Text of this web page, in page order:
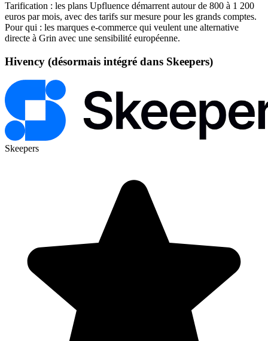
Tarification : les plans Upfluence démarrent autour de 800 à 1 200
euros par mois, avec des tarifs sur mesure pour les grands comptes.
Pour qui : les marques e-commerce qui veulent une alternative
directe à Grin avec une sensibilité européenne.
Hivency (désormais intégré dans Skeepers)
Skeepers